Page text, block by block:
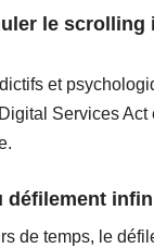
le scrolling
et
Services Act
défilement
de temps, le